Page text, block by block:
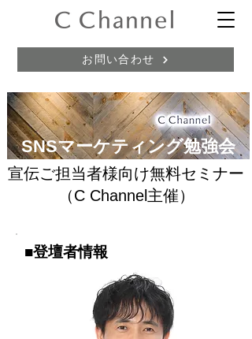
お問い合わせ
SNSマーケティング勉強会
​宣伝ご担当者様向け無料セミナー
（C Channel主催）
■登壇者情報